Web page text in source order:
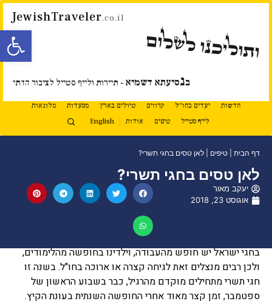
פתח
JewishTraveler.co.il
ותוליכנו לשלום
בנסיעתא דשמיא - תיירות ולייף סטייל לציבור הדתי
חדשות יעדים בחו"ל קרוזים טיולים בארץ מסעדות
מלונאות
לייף סטייל
טיפים אודות English
דף הבית טיפים לאן טסים בחגי תשרי?
לאן טסים בחגי תשרי?
יעקב מאור
אוגוסט 23, 2018
בחגי ישראל יש חופש מהעבודה, וילדינו בחופשה מהלימודים,
ולכן רבים מנצלים זאת לגיחה קצרה או ארוכה בחו"ל. בשנה זו
חגי תשרי מתחילים מוקדם מהרגיל, כבר בשבוע הראשון של
ספטמבר, זמן קצר מאוד אחרי החופשה השנתית בעונת הקיץ.